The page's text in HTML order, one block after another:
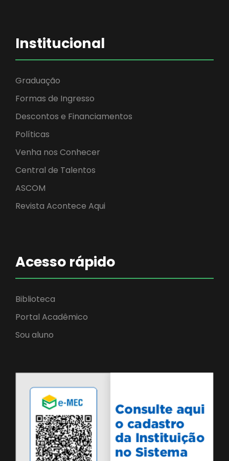
Institucional
Graduação
Formas de Ingresso
Descontos e Financiamentos
Políticas
Venha nos Conhecer
Central de Talentos
ASCOM
Revista Acontece Aqui
Acesso rápido
Biblioteca
Portal Acadêmico
Sou aluno